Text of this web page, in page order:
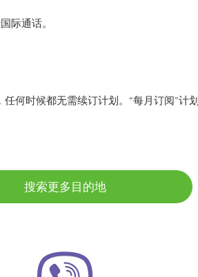
际通话。
何时候都无需续订计划。“每月订阅”计
搜索更多目的地